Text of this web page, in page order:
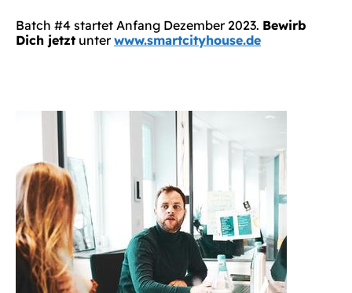
Batch #4 startet Anfang Dezember 2023. Bewirb
Dich jetzt unterwww.smartcityhouse.de